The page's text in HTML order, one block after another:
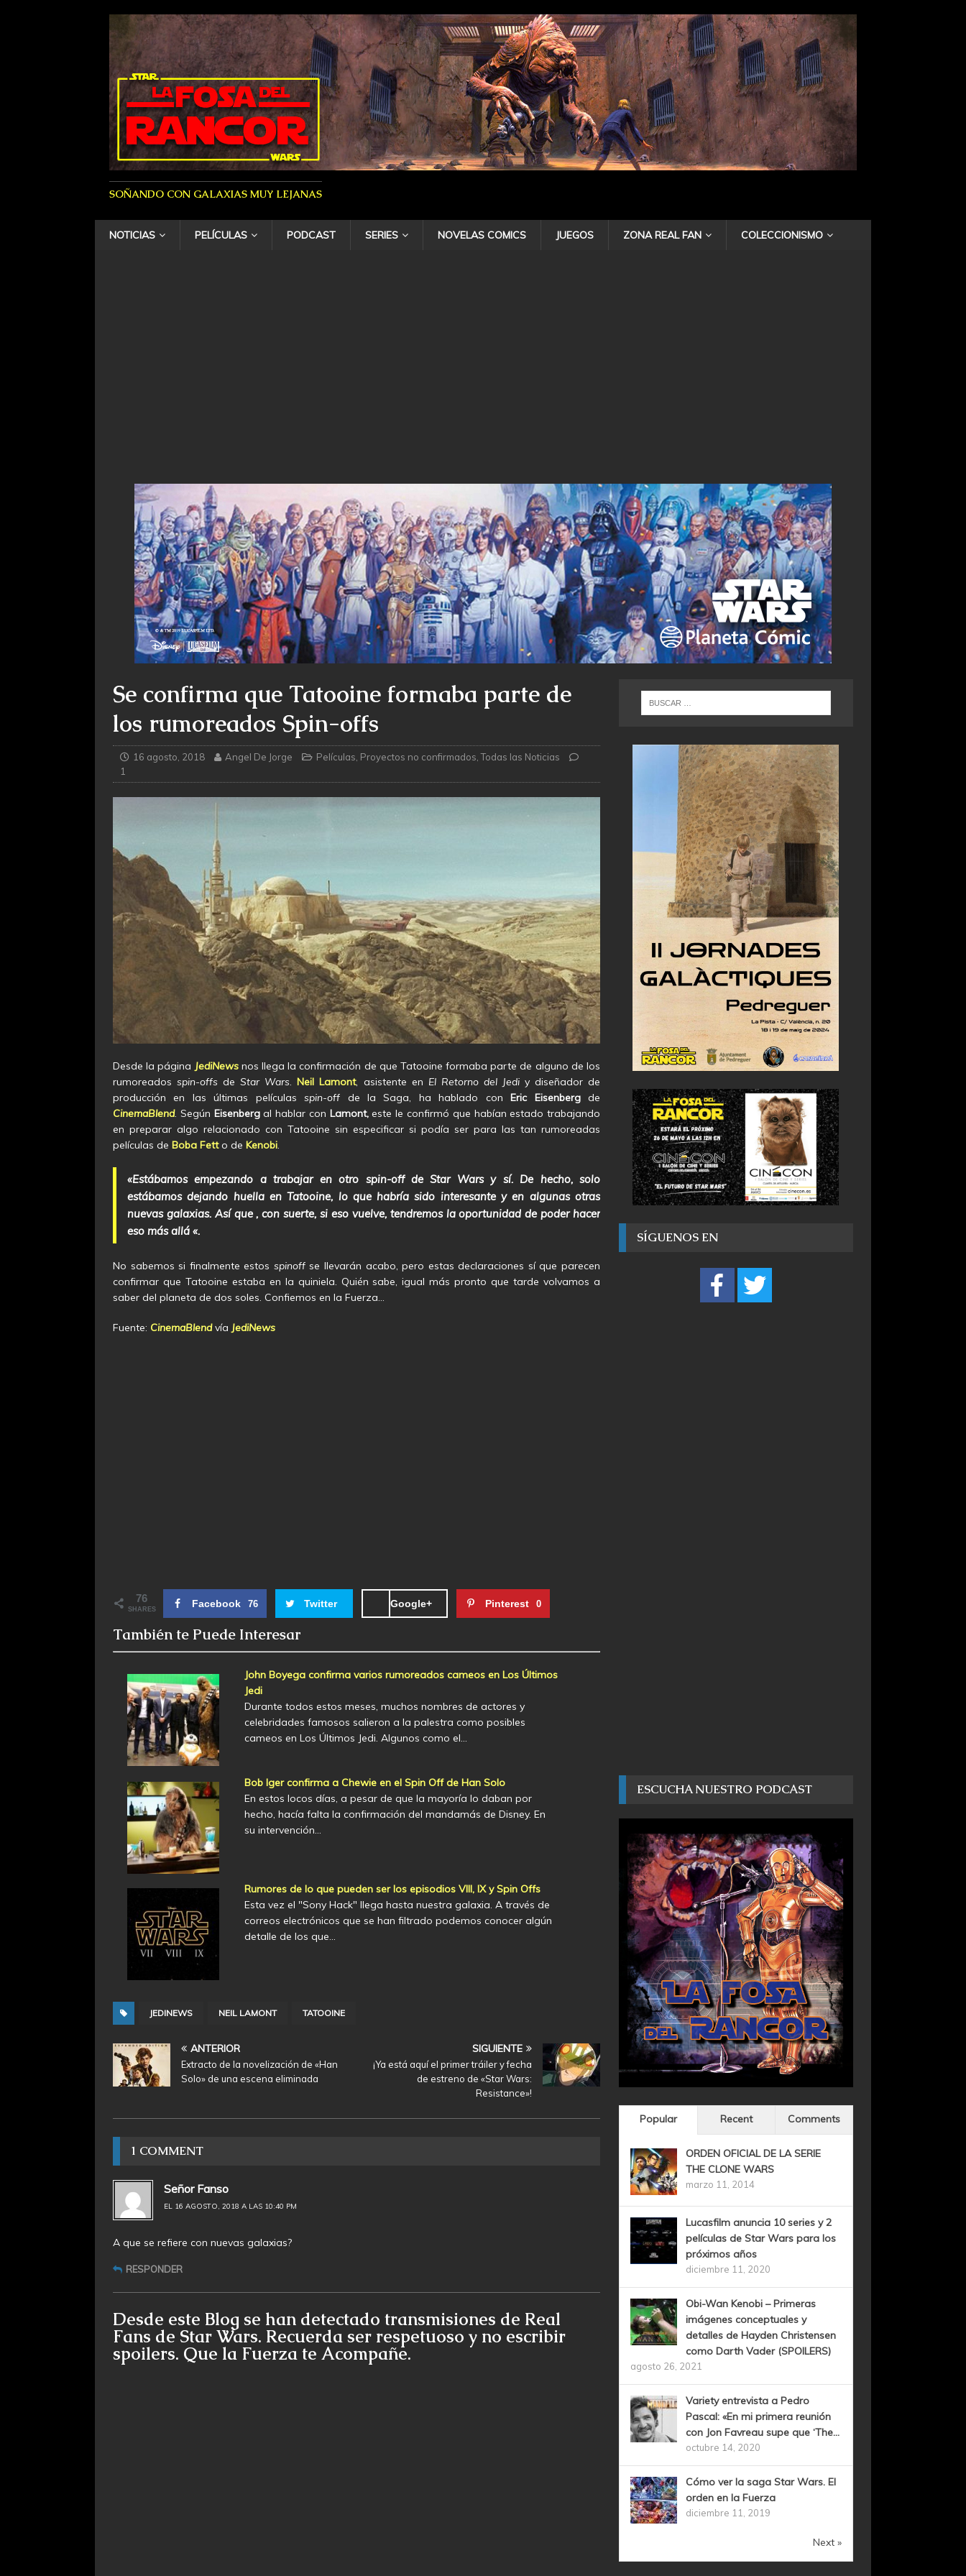
SOÑANDO CON GALAXIAS MUY LEJANAS
NOTICIAS PELÍCULAS PODCAST SERIES NOVELAS COMICS JUEGOS ZONA REAL FAN COLECCIONISMO
Se confirma que Tatooine formaba parte de
los rumoreados Spin-offs
16 agosto, 2018 Angel De Jorge Películas Proyectos no confirmados ,Todas las Noticias
1
Desde la página JediNews nos llega la confirmación de que Tatooine formaba parte de alguno de los
rumoreadosspin-offs deStar Wars.Neil Lamont, asistente en El Retorno del Jediy diseñador de
producción en las últimas películasspin-off de la Saga, ha hablado conEric Eisenbergde
CinemaBlend. Según Eisenbergal hablar con Lamont,este le confirmó que habían estado trabajando
en preparar algo relacionado con Tatooine sin especificar si podía ser para las tan rumoreadas
películas de Boba Fetto de Kenobi.
«Estábamos empezando a trabajar en otro spin-off de Star Wars y sí. De hecho, solo
estábamos dejando huella en Tatooine, lo que habría sido interesante y en algunas otras
nuevas galaxias. Así que , con suerte, si eso vuelve, tendremos la oportunidad de poder hacer
eso más allá «.
No sabemos si finalmente estos spinoffse llevarán acabo, pero estas declaraciones sí que parecen
confirmar que Tatooine estaba en la quiniela. Quién sabe, igual más pronto que tarde volvamos a
saber del planeta de dos soles. Confiemos en la Fuerza…
Fuente: CinemaBlendvía JediNews
76
SHARES Facebook 76 Twitter Google+ Pinterest 0
También te Puede Interesar
John Boyega confirma varios rumoreados cameos en Los Últimos
Jedi
Durante todos estos meses, muchos nombres de actores y
celebridades famosos salieron a la palestra como posibles
cameos en Los Últimos Jedi. Algunos como el…
Bob Iger confirma a Chewie en el Spin Off de Han Solo
En estos locos días, a pesar de que la mayoría lo daban por
hecho, hacía falta la confirmación del mandamás de Disney. En
su intervención…
Rumores de lo que pueden ser los episodios VIII, IX y Spin Offs
Esta vez el "Sony Hack" llega hasta nuestra galaxia. A través de
correos electrónicos que se han filtrado podemos conocer algún
detalle de los que…
JEDINEWS NEIL LAMONT TATOOINE
ANTERIOR
Extracto de la novelización de «Han
Solo» de una escena eliminada
SIGUIENTE
¡Ya está aquí el primer tráiler y fecha
de estreno de «Star Wars:
Resistance»!
1 COMMENT
Señor Fanso
EL 16 AGOSTO, 2018 A LAS 10:40 PM
A que se refiere con nuevas galaxias?
RESPONDER
Desde este Blog se han detectado transmisiones de Real
Fans de Star Wars. Recuerda ser respetuoso y no escribir
spoilers. Que la Fuerza te Acompañe.
SÍGUENOS EN
ESCUCHA NUESTRO PODCAST
Popular Recent Comments
ORDEN OFICIAL DE LA SERIE
THE CLONE WARS
marzo 11, 2014
Lucasfilm anuncia 10 series y 2
películas de Star Wars para los
próximos años
diciembre 11, 2020
Obi-Wan Kenobi – Primeras
imágenes conceptuales y
detalles de Hayden Christensen
como Darth Vader (SPOILERS)
agosto 26, 2021
Variety entrevista a Pedro
Pascal: «En mi primera reunión
con Jon Favreau supe que ‘The...
octubre 14, 2020
Cómo ver la saga Star Wars. El
orden en la Fuerza
diciembre 11, 2019
Next »